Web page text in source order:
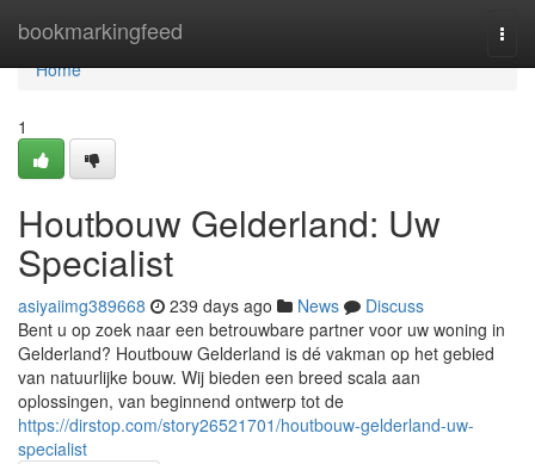
bookmarkingfeed
Home
Home
1
Houtbouw Gelderland: Uw
Specialist
asiyaiimg389668 239 days ago News
Discuss
Bent u op zoek naar een betrouwbare partner voor uw woning in
Gelderland? Houtbouw Gelderland is dé vakman op het gebied
van natuurlijke bouw. Wij bieden een breed scala aan
oplossingen, van beginnend ontwerp tot de
https://dirstop.com/story26521701/houtbouw-gelderland-uw-
specialist